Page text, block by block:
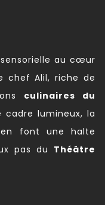
au cœur
chef Alil, riche de
culinaires du
cadre lumineux, la
en font une halte
pas du Théâtre